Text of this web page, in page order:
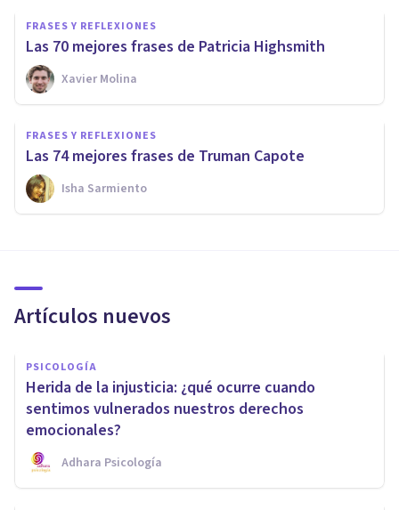
FRASES Y REFLEXIONES
Las 70 mejores frases de Patricia Highsmith
Xavier Molina
FRASES Y REFLEXIONES
Las 74 mejores frases de Truman Capote
Isha Sarmiento
Artículos nuevos
PSICOLOGÍA
Herida de la injusticia: ¿qué ocurre cuando
sentimos vulnerados nuestros derechos
emocionales?
Adhara Psicología